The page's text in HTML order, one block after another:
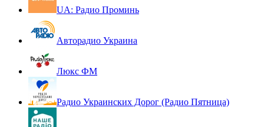
UA: Радио Проминь
Авторадио Украина
Люкс ФМ
Радио Украинских Дорог (Радио Пятница)